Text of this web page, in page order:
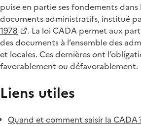
puise en partie ses fondements dans
documents administratifs, institué
1978
. La loi CADA permet aux
des documents à l’ensemble des
et locales. Ces dernières ont
favorablement ou défavorablement.
Liens utiles
Quand et comment saisir la CADA